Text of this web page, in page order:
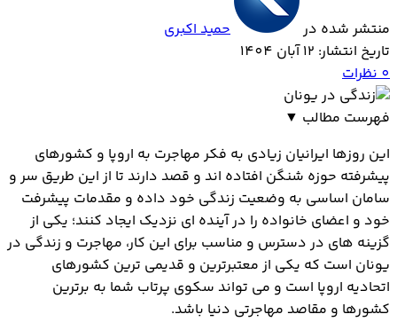
منتشر شده در
حمید اکبری
تاریخ انتشار: 12 آبان 1404
0نظرات
فهرست مطالب ▼
یونان
نقشه یونان
مهاجرت به یونان
زندگی در یونان
این روزها ایرانیان زیادی به فکر مهاجرت به اروپا و کشورهای
پیشرفته حوزه شنگن افتاده اند و قصد دارند تا از این طریق سر و
سامان اساسی به وضعیت زندگی خود داده و مقدمات پیشرفت
خود و اعضای خانواده را در آینده ای نزدیک ایجاد کنند؛ یکی از
گزینه های در دسترس و مناسب برای این کار، مهاجرت و زندگی در
یونان است که یکی از معتبرترین و قدیمی ترین کشورهای
اتحادیه اروپا است و می تواند سکوی پرتاب شما به برترین
کشورها و مقاصد مهاجرتی دنیا باشد.